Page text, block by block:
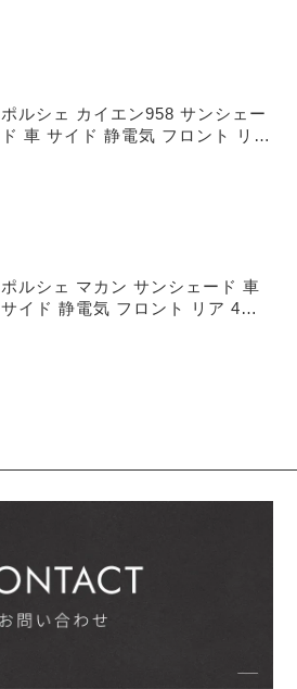
ポルシェ カイエン958 サンシェー
ド 車 サイド 静電気 フロント リア
ポルシェ マカン サンシェード 車
サイド 静電気 フロント リア 4枚